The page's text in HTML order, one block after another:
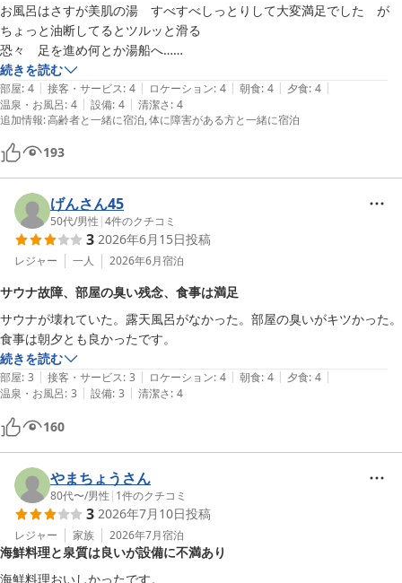
お風呂はさすが美肌の湯　すべすべしっとりして大変満足でした　が
ちょっと油断してるとツルッと滑る
恐々　足を進め何とか湯船へ…
事故防止も含め　検討の余地ありと思いました
続きを読む
部屋: 4 | 接客・サービス: 4 | ロケーション: 4 | 朝食: 4 | 夕食: 4 |
温泉・お風呂: 4 | 設備: 4 | 清潔さ: 4
追加情報:高齢者と一緒に宿泊 体に障害がある方と一緒に宿泊
193
げんさん45
50代/男性 |4件のクチコミ
3 2026年6月15日投稿
レジャー 一人 2026年6月宿泊
サウナ故障、部屋の臭い残念、食事は満足
サウナが壊れていた。露天風呂がなかった。部屋の臭いがキツかった。
食事は朝夕とも良かったです。
続きを読む
部屋: 3 | 接客・サービス: 3 | ロケーション: 4 | 朝食: 4 | 夕食: 4 |
温泉・お風呂: 3 | 設備: 3 | 清潔さ: 4
160
やまちょうさん
80代〜/男性 | 1件のクチコミ
3 2026年7月10日投稿
レジャー 家族 2026年7月宿泊
海鮮料理と泉質は良いが設備に不満あり
海鮮料理おいしかったです。